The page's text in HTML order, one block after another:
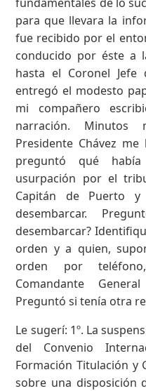
para que llevara la
fue recibido por el
conducido por éste a
hasta el Coronel
entregó el modesto
mi compañero
narración. Minutos
Presidente Chávez
preguntó qué
usurpación por el
Capitán de Puerto
desembarcar.
desembarcar?
orden y a quien,
orden por
Comandante
Preguntó si tenía otra
Le sugerí: 1º. La
del Convenio
Formación Titulación y
sobre una disposición